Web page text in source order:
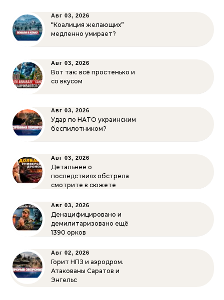
Авг 03, 2026
“Коалиция желающих”
медленно умирает?
Авг 03, 2026
Вот так: всё простенько и
со вкусом
Авг 03, 2026
Удар по НАТО украинским
беспилотником?
Авг 03, 2026
Детальнее о
последствиях обстрела
смотрите в сюжете
Авг 03, 2026
Денацифицировано и
демилитаризовано ещё
1390 орков
Авг 02, 2026
Горит НПЗ и аэродром.
Атакованы Саратов и
Энгельс